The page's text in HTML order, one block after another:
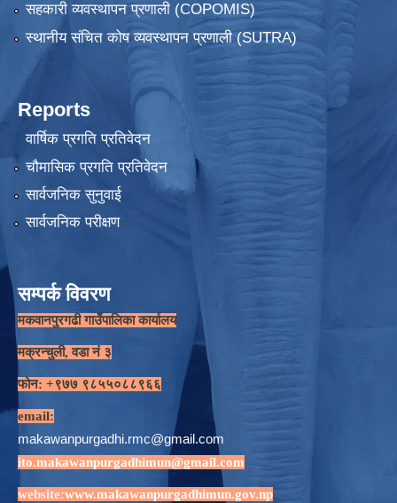
सहकारी व्यवस्थापन प्रणाली (COPOMIS)
स्थानीय संचित कोष व्यवस्थापन प्रणाली (SUTRA)
Reports
वार्षिक प्रगति प्रतिवेदन
चौमासिक प्रगति प्रतिवेदन
सार्वजनिक सुनुवाई
सार्वजनिक परीक्षण
सम्पर्क विवरण
मकवानपुरगढी गाउँपालिका कार्यालय
मक्रन्चुली, वडा नं ३
फोन: +९७७ ९८५५०८८९६६
email:
makawanpurgadhi.rmc@gmail.com
ito.makawanpurgadhimun@gmail.com
website:www.makawanpurgadhimun.gov.np